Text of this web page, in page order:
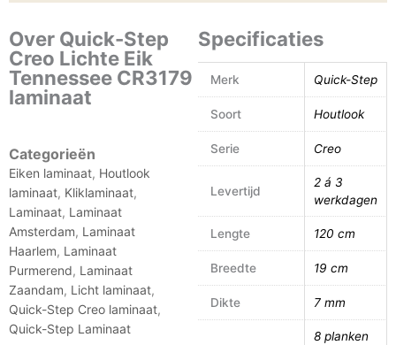
Over Quick-Step
Creo Lichte Eik
Tennessee CR3179
laminaat
Categorieën
Eiken laminaat, Houtlook
laminaat, Kliklaminaat,
Laminaat, Laminaat
Amsterdam, Laminaat
Haarlem, Laminaat
Purmerend, Laminaat
Zaandam, Licht laminaat,
Quick-Step Creo laminaat,
Quick-Step Laminaat
Specificaties
Merk Quick-Step
Soort Houtlook
Serie Creo
Levertijd
2 á 3
werkdagen
Lengte 120 cm
Breedte 19 cm
Dikte 7 mm
8 planken